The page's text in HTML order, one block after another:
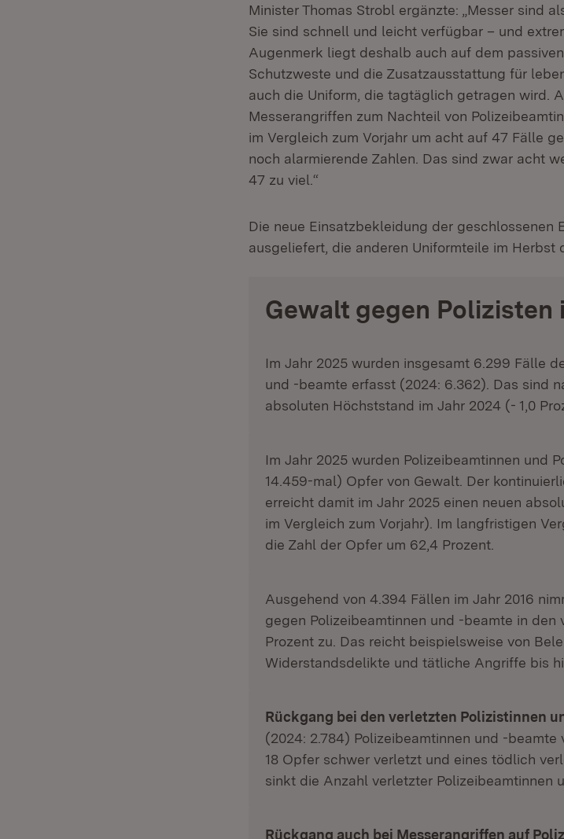
Minister Thomas Strobl ergänzte: „Messer sind
Sie sind schnell und leicht verfügbar – und
Augenmerk liegt deshalb auch auf dem
Schutzweste und die Zusatzausstattung für
auch die Uniform, die tagtäglich getragen wird.
Messerangriffen zum Nachteil von
im Vergleich zum Vorjahr um acht auf 47 Fälle
noch alarmierende Zahlen. Das sind zwar acht
47 zu viel.“
Die neue Einsatzbekleidung der geschlossenen
ausgeliefert, die anderen Uniformteile im Herbst
Gewalt gegen Polizisten
Im Jahr 2025 wurden insgesamt 6.299 Fälle
und -beamte erfasst (2024: 6.362). Das sind
absoluten Höchststand im Jahr 2024 (- 1,0
Im Jahr 2025 wurden Polizeibeamtinnen und
14.459-mal) Opfer von Gewalt. Der
erreicht damit im Jahr 2025 einen neuen
im Vergleich zum Vorjahr). Im langfristigen
die Zahl der Opfer um 62,4 Prozent.
Ausgehend von 4.394 Fällen im Jahr 2016
gegen Polizeibeamtinnen und -beamte in den
Prozent zu. Das reicht beispielsweise von
Widerstandsdelikte und tätliche Angriffe bis
Rückgang bei den verletzten Polizistinnen
(2024: 2.784) Polizeibeamtinnen und -
18 Opfer schwer verletzt und eines tödlich
sinkt die Anzahl verletzter Polizeibeamtinnen
Rückgang auch bei Messerangriffen auf